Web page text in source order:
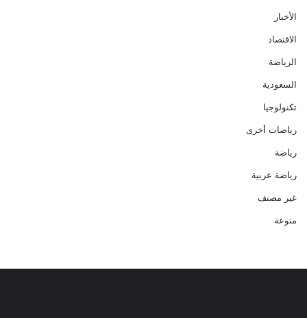
الأخبار
الاقتصاد
الرياضة
السعودية
تكنولوجيا
رياضات أخرى
رياضة
رياضة عربية
غير مصنف
منوعة